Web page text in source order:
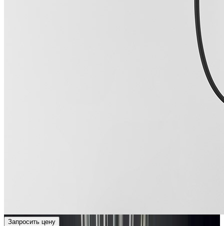
Запросить цену